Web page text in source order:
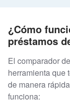
¿Cómo
préstamos
El comparador
herramienta que
de manera
funciona: